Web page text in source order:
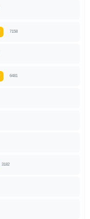
7158
6481
3182